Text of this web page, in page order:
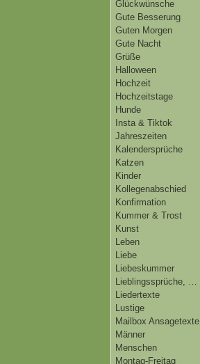
Glückwünsche
Gute Besserung
Guten Morgen
Gute Nacht
Grüße
Halloween
Hochzeit
Hochzeitstage
Hunde
Insta & Tiktok
Jahreszeiten
Kalendersprüche
Katzen
Kinder
Kollegenabschied
Konfirmation
Kummer & Trost
Kunst
Leben
Liebe
Liebeskummer
Lieblingssprüche, …
Liedertexte
Lustige
Mailbox Ansagetexte
Männer
Menschen
Montag-Freitag